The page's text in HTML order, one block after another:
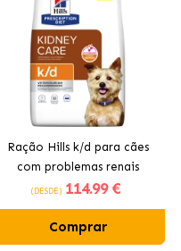
Ração Hills k/d para cães
com problemas renais
(DESDE) 114.99 €
Comprar